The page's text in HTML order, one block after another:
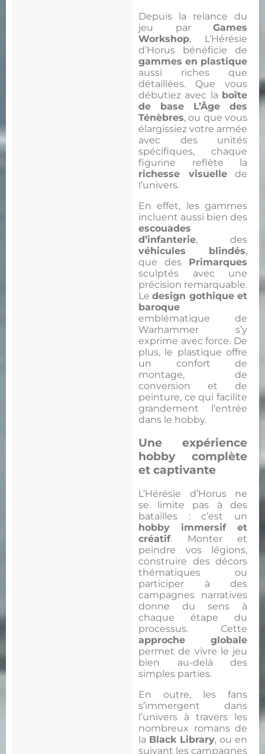
Depuis la relance du
jeu par Games
Workshop, L’Hérésie
d’Horus bénéficie de
gammes en plastique
aussi riches que
détaillées. Que vous
débutiez avec la boîte
de base L’Âge des
Ténèbres, ou que vous
élargissiez votre armée
avec des unités
spécifiques, chaque
figurine reflète la
richesse visuellede
l’univers.
En effet, les gammes
incluent aussi bien des
escouades
d’infanterie, des
véhicules blindés,
que des Primarques
sculptés avec une
précision remarquable.
Ledesign gothique et
baroque
emblématique de
Warhammer s’y
exprime avec force. De
plus, le plastique offre
un confort de
montage, de
conversion et de
peinture, ce qui facilite
grandement l’entrée
dans le hobby.
Une expérience
hobby complète
et captivante
L’Hérésie d’Horus ne
se limite pas à des
batailles : c’est un
hobby immersif et
créatif. Monter et
peindre vos légions,
construire des décors
thématiques ou
participer à des
campagnes narratives
donne du sens à
chaque étape du
processus. Cette
approche globale
permet de vivre le jeu
bien au-delà des
simples parties.
En outre, les fans
s’immergent dans
l’univers à travers les
nombreux romans de
la Black Library, ou en
suivant les campagnes